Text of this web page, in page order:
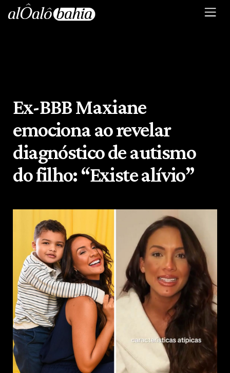
Ex-BBB Maxiane
emociona ao revelar
diagnóstico de autismo
do filho: “Existe alívio”